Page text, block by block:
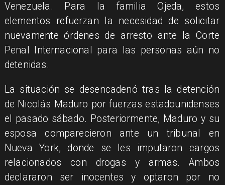
Venezuela. Para la familia Ojeda, estos
elementos refuerzan la necesidad de solicitar
nuevamente órdenes de arresto ante la Corte
Penal Internacional para las personas aún no
detenidas.
La situación se desencadenó tras la detención
de Nicolás Maduro por fuerzas estadounidenses
el pasado sábado. Posteriormente, Maduro y su
esposa comparecieron ante un tribunal en
Nueva York, donde se les imputaron cargos
relacionados con drogas y armas. Ambos
declararon ser inocentes y optaron por no